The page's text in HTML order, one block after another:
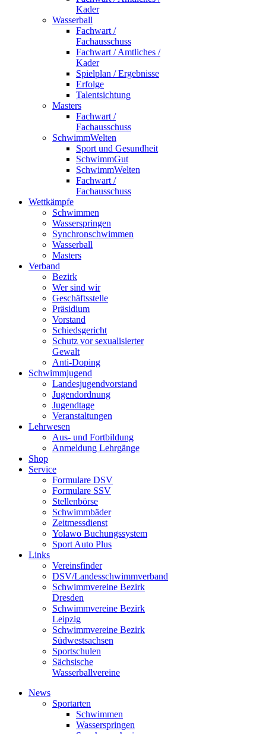
Kader
Wasserball
Fachwart /
Fachausschuss
Fachwart / Amtliches /
Kader
Spielplan / Ergebnisse
Erfolge
Talentsichtung
Masters
Fachwart /
Fachausschuss
SchwimmWelten
Sport und Gesundheit
SchwimmGut
SchwimmWelten
Fachwart /
Fachausschuss
Wettkämpfe
Schwimmen
Wasserspringen
Synchronschwimmen
Wasserball
Masters
Verband
Bezirk
Wer sind wir
Geschäftsstelle
Präsidium
Vorstand
Schiedsgericht
Schutz vor sexualisierter
Gewalt
Anti-Doping
Schwimmjugend
Landesjugendvorstand
Jugendordnung
Jugendtage
Veranstaltungen
Lehrwesen
Aus- und Fortbildung
Anmeldung Lehrgänge
Shop
Service
Formulare DSV
Formulare SSV
Stellenbörse
Schwimmbäder
Zeitmessdienst
Yolawo Buchungssystem
Sport Auto Plus
Links
Vereinsfinder
DSV/Landesschwimmverband
Schwimmvereine Bezirk
Dresden
Schwimmvereine Bezirk
Leipzig
Schwimmvereine Bezirk
Südwestsachsen
Sportschulen
Sächsische
Wasserballvereine
News
Sportarten
Schwimmen
Wasserspringen